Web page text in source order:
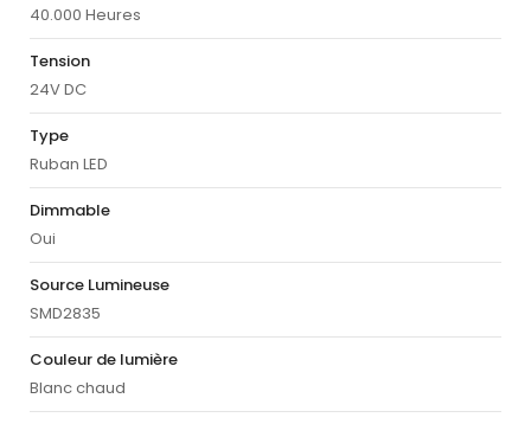
40.000 Heures
Tension
24V DC
Type
Ruban LED
Dimmable
Oui
Source Lumineuse
SMD2835
Couleur de lumière
Blanc chaud